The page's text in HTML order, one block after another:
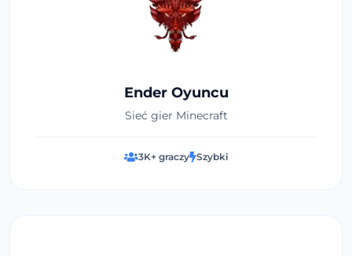
Ender Oyuncu
Sieć gier Minecraft
3K+ graczy Szybki